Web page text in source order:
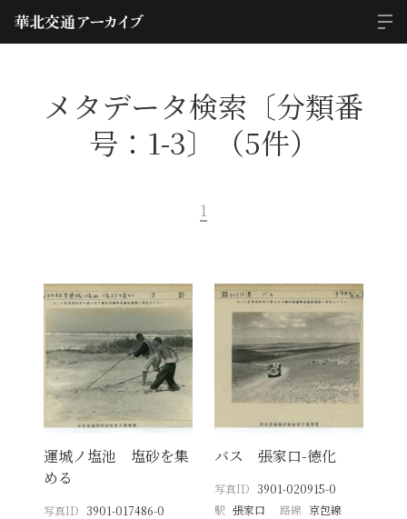
メタデータ検索〔分類番
号：1-3〕（5件）
1
運城ノ塩池 塩砂を集
める
写真ID 3901-017486-0
バス 張家口-徳化
写真ID 3901-020915-0
駅 張家口 路線 京包線